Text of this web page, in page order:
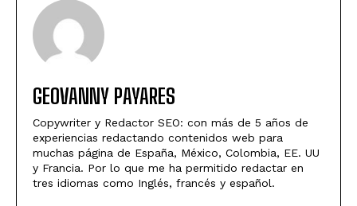
GEOVANNY PAYARES
Copywriter y Redactor SEO: con más de 5 años de
experiencias redactando contenidos web para
muchas página de España, México, Colombia, EE. UU
y Francia. Por lo que me ha permitido redactar en
tres idiomas como Inglés, francés y español.